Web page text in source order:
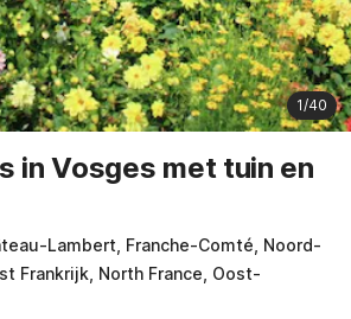
1/40
in Vosges met tuin en
Lambert, Franche-Comté, Noord-
Frankrijk, North France, Oost-